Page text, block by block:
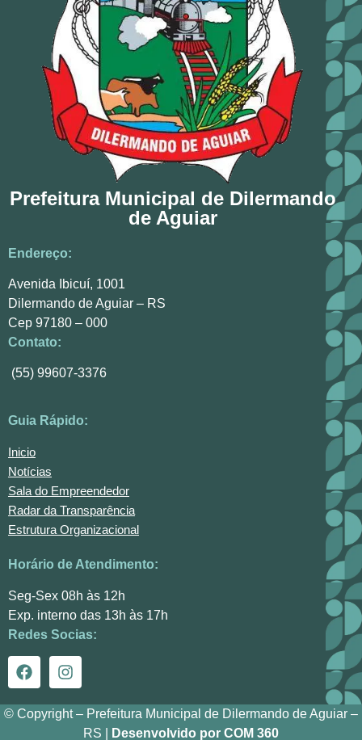
Prefeitura Municipal de Dilermando
de Aguiar
Endereço:
Avenida Ibicuí, 1001
Dilermando de Aguiar – RS
Cep 97180 – 000
Contato:
(55) 99607-3376
Guia Rápido:
Inicio
Notícias
Sala do Empreendedor
Radar da Transparência
Estrutura Organizacional
Horário de Atendimento:
Seg-Sex 08h às 12h
Exp. interno das 13h às 17h
Redes Socias:
© Copyright – Prefeitura Municipal de Dilermando de Aguiar –
RS |
Desenvolvido por COM 360